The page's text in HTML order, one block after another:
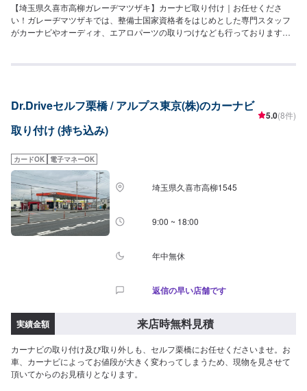
【埼玉県久喜市高柳ガレーヂマツザキ】カーナビ取り付け｜お任せくださ
い！ガレーヂマツザキでは、整備士国家資格者をはじめとした専門スタッフ
がカーナビやオーディオ、エアロパーツの取りつけなども行っております。
込み・引き取り【4】正式なお見積り【5】作業開始【6】納車時のお支払い<
す。<代車について>代車をご用意しています。お車の作業中は代車をご利用
ください。※代車の燃料代はお客様にご負担いただいております。<定休日・
営業時間>定休日：なし営業時間：9:00~18:00クレジット・QR決済などをご
Dr.Driveセルフ栗橋 / アルプス東京(株)のカーナビ
取り付け (持ち込み)
5.0(8件)
カードOK 電子マネーOK
埼玉県久喜市高柳1545
9:00 ~ 18:00
年中無休
返信の早い店舗です
実績金額 来店時無料見積
カーナビの取り付け及び取り外しも、セルフ栗橋にお任せくださいませ。お
車、カーナビによってお値段が大きく変わってしまうため、現物を見させて
頂いてからのお見積りとなります。